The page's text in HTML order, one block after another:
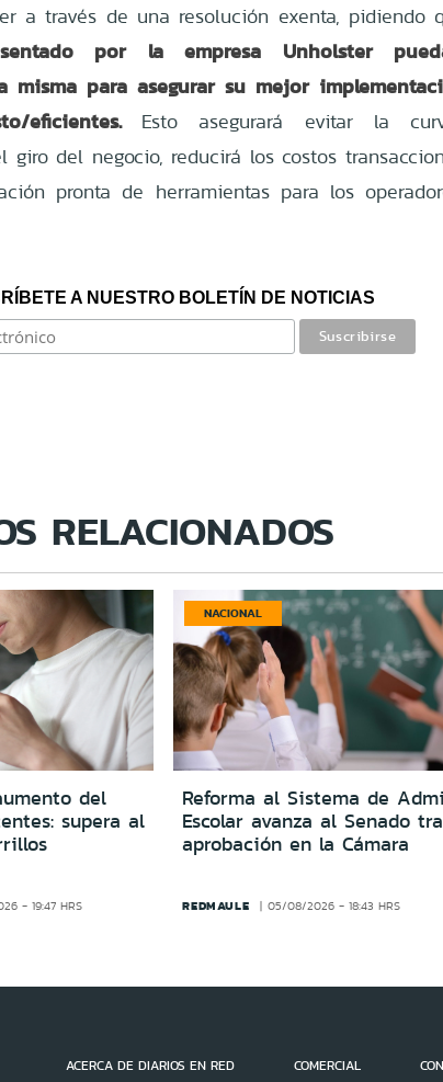
a través de una resolución exenta, pidiendo
por la empresa Unholster
misma para asegurar su mejor
eficientes. Esto asegurará evitar la
giro del negocio, reducirá los costos
pronta de herramientas para los
A NUESTRO BOLETÍN DE NOTICIAS
RELACIONADOS
del
supera al
- 19:47 HRS
NACIONAL
Reforma al Sistema de
Escolar avanza al Senado
aprobación en la Cámara
REDMAULE 05/08/2026 - 18:43 HRS
ACERCA DE DIARIOS EN RED COMERCIAL